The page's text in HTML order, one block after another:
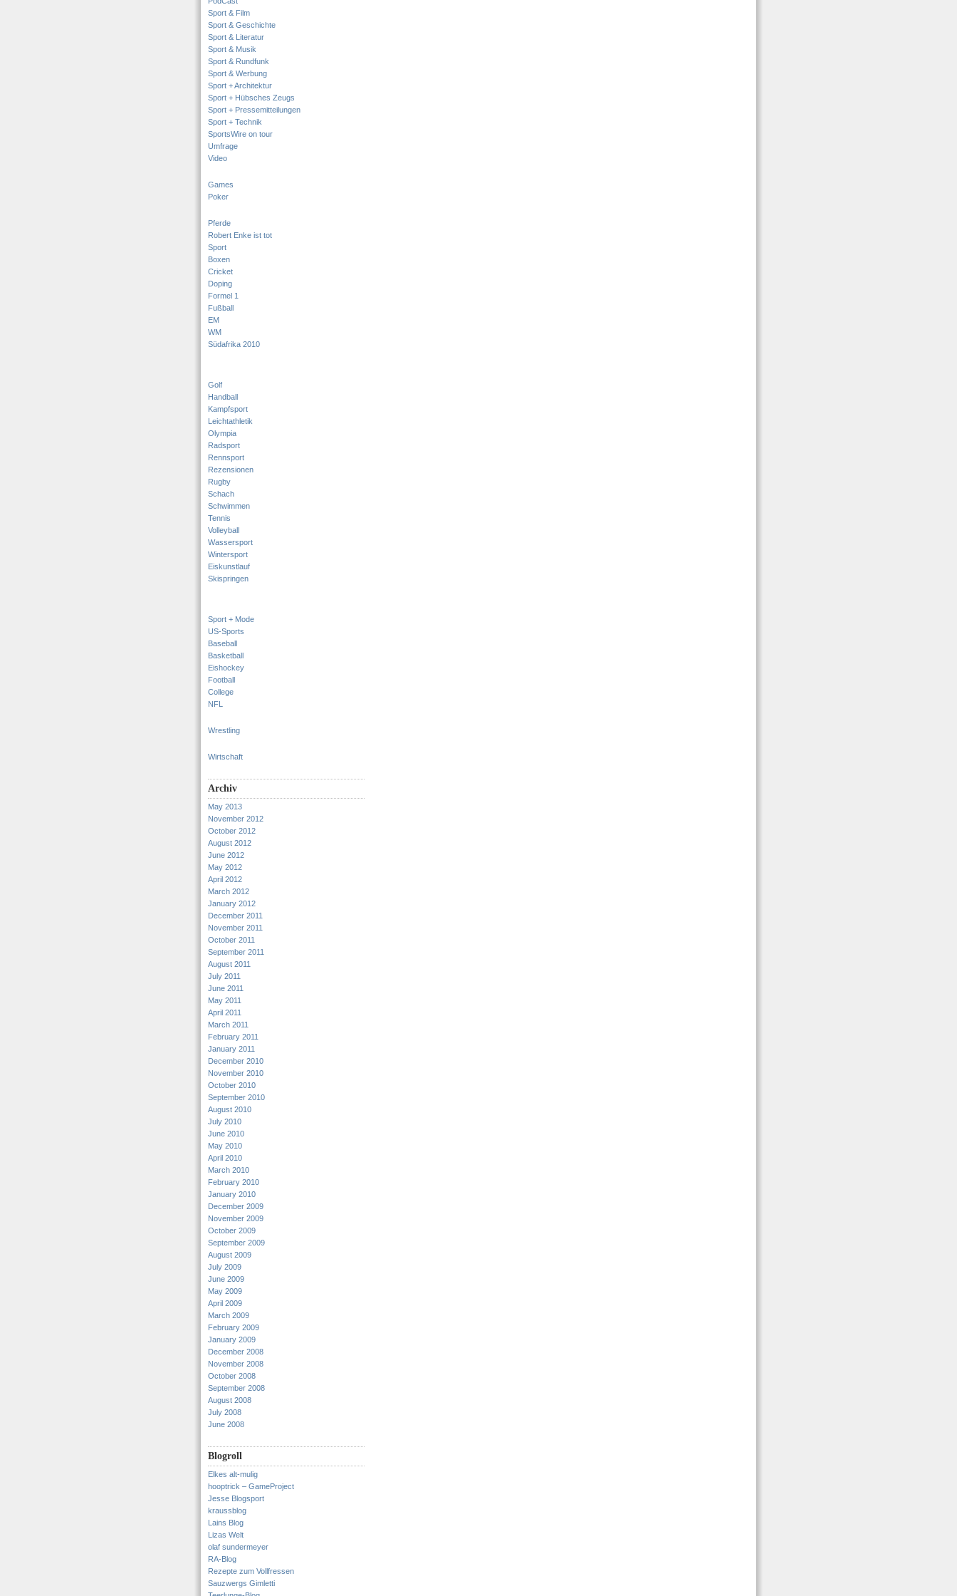
Sport & Film
Sport & Geschichte
Sport & Literatur
Sport & Musik
Sport & Rundfunk
Sport & Werbung
Sport + Architektur
Sport + Hübsches Zeugs
Sport + Pressemitteilungen
Sport + Technik
SportsWire on tour
Umfrage
Video
Games
Poker
Pferde
Robert Enke ist tot
Sport
Boxen
Cricket
Doping
Formel 1
Fußball
EM
WM
Südafrika 2010
Golf
Handball
Kampfsport
Leichtathletik
Olympia
Radsport
Rennsport
Rezensionen
Rugby
Schach
Schwimmen
Tennis
Volleyball
Wassersport
Wintersport
Eiskunstlauf
Skispringen
Sport + Mode
US-Sports
Baseball
Basketball
Eishockey
Football
College
NFL
Wrestling
Wirtschaft
Archiv
May 2013
November 2012
October 2012
August 2012
June 2012
May 2012
April 2012
March 2012
January 2012
December 2011
November 2011
October 2011
September 2011
August 2011
July 2011
June 2011
May 2011
April 2011
March 2011
February 2011
January 2011
December 2010
November 2010
October 2010
September 2010
August 2010
July 2010
June 2010
May 2010
April 2010
March 2010
February 2010
January 2010
December 2009
November 2009
October 2009
September 2009
August 2009
July 2009
June 2009
May 2009
April 2009
March 2009
February 2009
January 2009
December 2008
November 2008
October 2008
September 2008
August 2008
July 2008
June 2008
Blogroll
Elkes alt-mulig
hooptrick – GameProject
Jesse Blogsport
kraussblog
Lains Blog
Lizas Welt
olaf sundermeyer
RA-Blog
Rezepte zum Vollfressen
Sauzwergs Gimletti